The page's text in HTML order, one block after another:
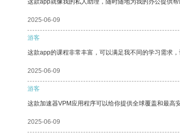
这款app就像我的私人助理，随时随地为我的办公提供
2025-06-09
游客
这款app的课程非常丰富，可以满足我不同的学习需求，
2025-06-09
游客
这款加速器VPM应用程序可以给你提供全球覆盖和最高
2025-06-09